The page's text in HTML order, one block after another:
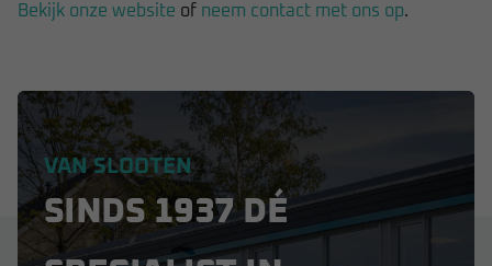
Bekijk onze website of neem contact met ons op.
VAN SLOOTEN
SINDS 1937 DÉ